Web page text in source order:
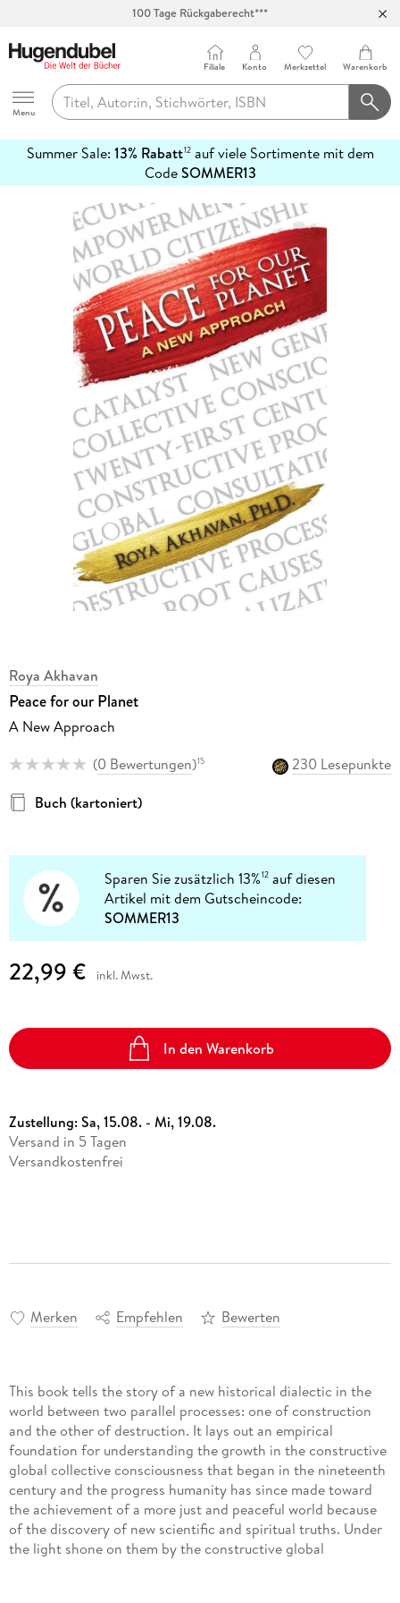
100 Tage Rückgaberecht***
Hugendubel
Menu
Filiale Konto Merkzettel Warenkorb
Summer Sale: 13% Rabatt12auf viele Sortimente mit dem
CodeSOMMER13
erfahren
Roya Akhavan
Peace for our Planet
A New Approach
(0 Bewertungen)15
230 Lesepunkte
Buch (kartoniert)
Sparen Sie zusätzlich 13%12 auf diesen
Artikel mit dem Gutscheincode:
SOMMER13
22,99 € inkl. Mwst.
In den Warenkorb
Zustellung:Sa, 15.08. - Mi, 19.08.
Versand in 5 Tagen
Versandkostenfrei
Merken Empfehlen Bewerten
This book tells the story of a new historical dialectic in the
world between two parallel processes: one of construction
and the other of destruction. It lays out an empirical
foundation for understanding the growth in the constructive
global collective consciousness that began in the nineteenth
century and the progress humanity has since made toward
the achievement of a more just and peaceful world because
of the discovery of new scientific and spiritual truths. Under
the light shone on them by the constructive global